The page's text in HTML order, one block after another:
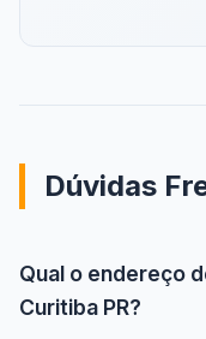
Dúvidas
Qual o endereço
Curitiba PR?